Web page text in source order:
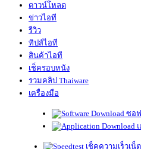
ดาวน์โหลด
ข่าวไอที
รีวิว
ทิปส์ไอที
สินค้าไอที
เช็ครอบหนัง
รวมคลิป Thaiware
เครื่องมือ
ซอ
เช็คความเร็วเน็